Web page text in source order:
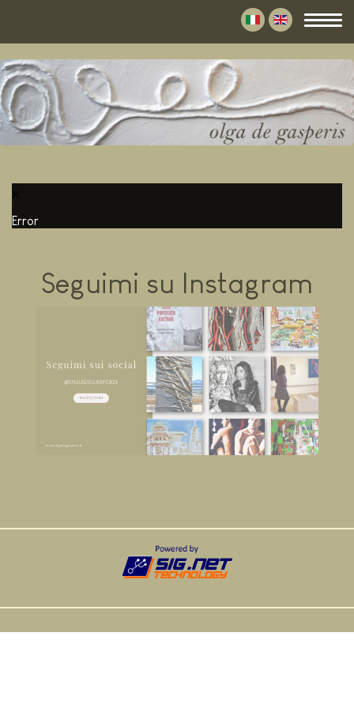
Error
Seguimi su Instagram